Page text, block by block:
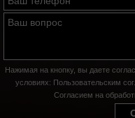
Нажимая на кнопку, вы даете
условиях: Пользовательским
Согласием на